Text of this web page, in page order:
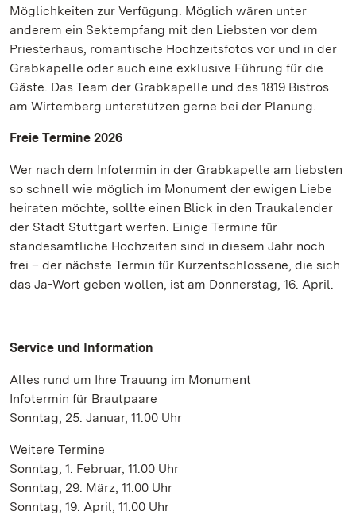
Möglichkeiten zur Verfügung. Möglich wären unter
anderem ein Sektempfang mit den Liebsten vor dem
Priesterhaus, romantische Hochzeitsfotos vor und in der
Grabkapelle oder auch eine exklusive Führung für die
Gäste. Das Team der Grabkapelle und des 1819 Bistros
am Wirtemberg unterstützen gerne bei der Planung.
Freie Termine 2026
Wer nach dem Infotermin in der Grabkapelle am liebsten
so schnell wie möglich im Monument der ewigen Liebe
heiraten möchte, sollte einen Blick in den Traukalender
der Stadt Stuttgart werfen. Einige Termine für
standesamtliche Hochzeiten sind in diesem Jahr noch
frei – der nächste Termin für Kurzentschlossene, die sich
das Ja-Wort geben wollen, ist am Donnerstag, 16. April.
Service und Information
Alles rund um Ihre Trauung im Monument
Infotermin für Brautpaare
Sonntag, 25. Januar, 11.00 Uhr
Weitere Termine
Sonntag, 1. Februar, 11.00 Uhr
Sonntag, 29. März, 11.00 Uhr
Sonntag, 19. April, 11.00 Uhr